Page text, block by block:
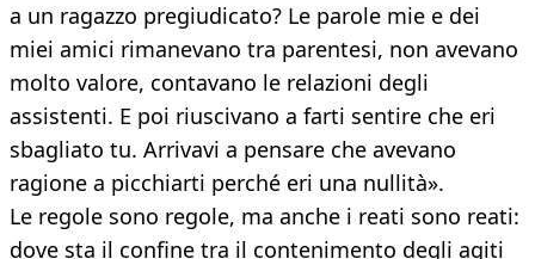
a un ragazzo pregiudicato? Le parole mie e dei
miei amici rimanevano tra parentesi, non avevano
molto valore, contavano le relazioni degli
assistenti. E poi riuscivano a farti sentire che eri
sbagliato tu. Arrivavi a pensare che avevano
ragione a picchiarti perché eri una nullità».
Le regole sono regole, ma anche i reati sono reati:
dove sta il confine tra il contenimento degli agiti